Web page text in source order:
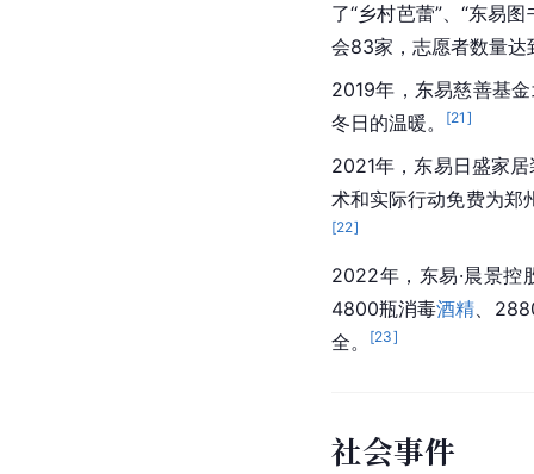
了“乡村芭蕾”、“东易
会83家，志愿者数量
2019年，东易慈善基
冬日的温暖。
[21 ]
2021年，东易日盛家
术和实际行动免费为郑
[22]
2022年，东易·晨景控
4800瓶消毒酒精、
全。
[23]
社会事件